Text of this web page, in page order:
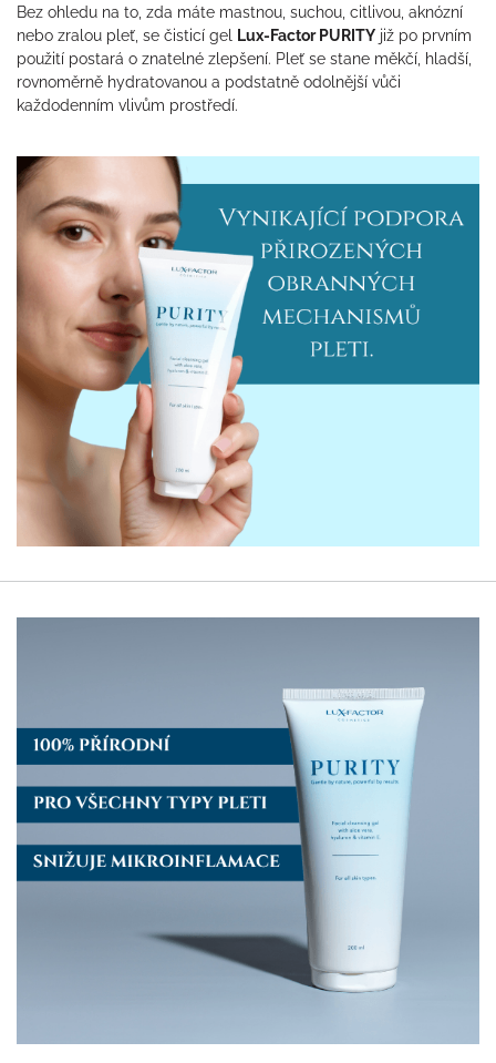
Bez ohledu na to, zda máte mastnou, suchou, citlivou, aknózní
nebo zralou pleť, se čisticí gel Lux-Factor PURITY již po prvním
použití postará o znatelné zlepšení. Pleť se stane měkčí, hladší,
rovnoměrně hydratovanou a podstatně odolnější vůči
každodenním vlivům prostředí.